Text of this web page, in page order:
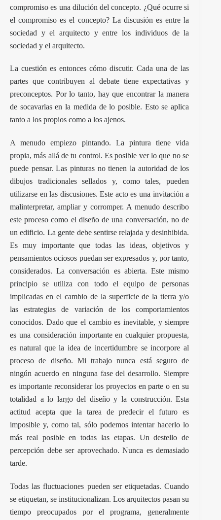
compromiso es una dilución del concepto. ¿Qué ocurre si
el compromiso es el concepto? La discusión es entre la
sociedad y el arquitecto y entre los individuos de la
sociedad y el arquitecto.
La cuestión es entonces cómo discutir. Cada una de las
partes que contribuyen al debate tiene expectativas y
preconceptos. Por lo tanto, hay que encontrar la manera
de socavarlas en la medida de lo posible. Esto se aplica
tanto a los propios como a los ajenos.
A menudo empiezo pintando. La pintura tiene vida
propia, más allá de tu control. Es posible ver lo que no se
puede pensar. Las pinturas no tienen la autoridad de los
dibujos tradicionales sellados y, como tales, pueden
utilizarse en las discusiones. Este acto es una invitación a
malinterpretar, ampliar y corromper. A menudo describo
este proceso como el diseño de una conversación, no de
un edificio. La gente debe sentirse relajada y desinhibida.
Es muy importante que todas las ideas, objetivos y
pensamientos ociosos puedan ser expresados y, por tanto,
considerados. La conversación es abierta. Este mismo
principio se utiliza con todo el equipo de personas
implicadas en el cambio de la superficie de la tierra y/o
las estrategias de variación de los comportamientos
conocidos. Dado que el cambio es inevitable, y siempre
es una consideración importante en cualquier propuesta,
es natural que la idea de incertidumbre se incorpore al
proceso de diseño. Mi trabajo nunca está seguro de
ningún acuerdo en ninguna fase del desarrollo. Siempre
es importante reconsiderar los proyectos en parte o en su
totalidad a lo largo del diseño y la construcción. Esta
actitud acepta que la tarea de predecir el futuro es
imposible y, como tal, sólo podemos intentar hacerlo lo
más real posible en todas las etapas. Un destello de
percepción debe ser aprovechado. Nunca es demasiado
tarde.
Todas las fluctuaciones pueden ser etiquetadas. Cuando
se etiquetan, se institucionalizan. Los arquitectos pasan su
tiempo preocupados por el programa, generalmente